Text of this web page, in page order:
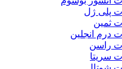
پلی ژل
ثمین
درم انجلین
راسن
سریتا